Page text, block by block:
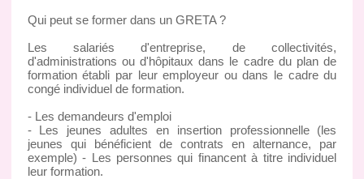
Qui peut se former dans un GRETA ?
Les salariés d'entreprise, de collectivités,
d'administrations ou d'hôpitaux dans le cadre du plan de
formation établi par leur employeur ou dans le cadre du
congé individuel de formation.
- Les demandeurs d'emploi
- Les jeunes adultes en insertion professionnelle (les
jeunes qui bénéficient de contrats en alternance, par
exemple) - Les personnes qui financent à titre individuel
leur formation.